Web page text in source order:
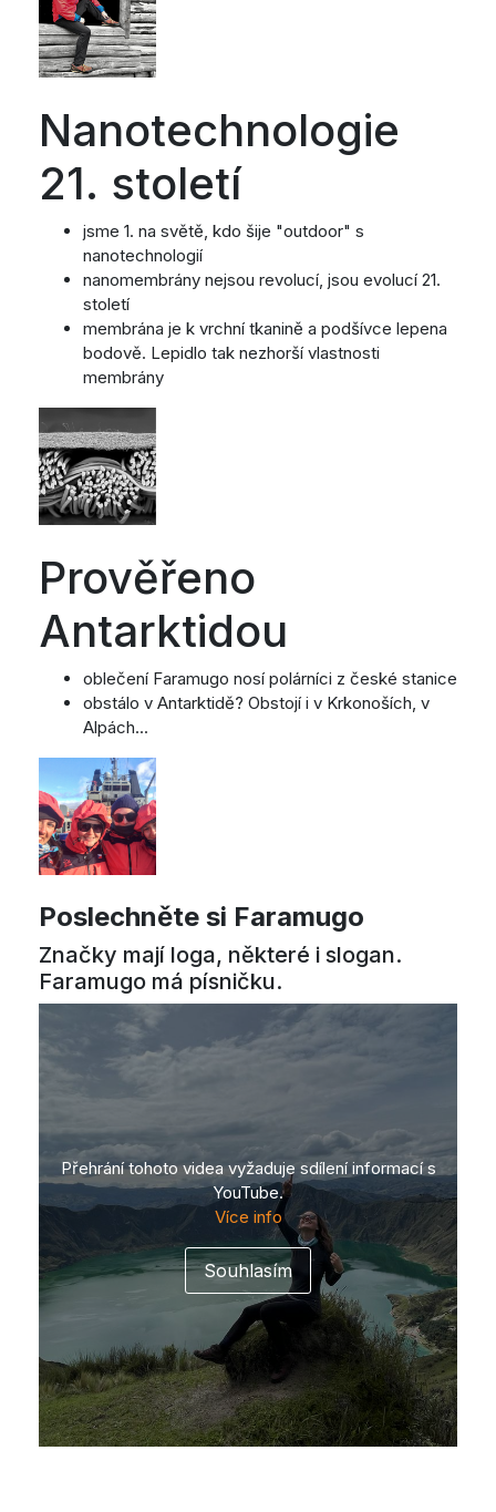
Nanotechnologie
21. století
jsme 1. na světě, kdo šije "outdoor" s
nanotechnologií
nanomembrány nejsou revolucí, jsou evolucí 21.
století
membrána je k vrchní tkanině a podšívce lepena
bodově. Lepidlo tak nezhorší vlastnosti
membrány
Prověřeno
Antarktidou
oblečení Faramugo nosí polárníci z české stanice
obstálo v Antarktidě? Obstojí i v Krkonoších, v
Alpách...
Poslechněte si Faramugo
Značky mají loga, některé i slogan.
Faramugo má písničku.
Přehrání tohoto videa vyžaduje sdílení informací s
YouTube.
Více info